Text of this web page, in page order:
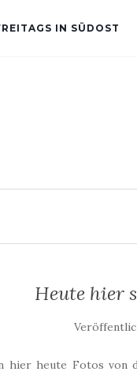
IN SÜDOST
Heute hier
hier heute Fotos von